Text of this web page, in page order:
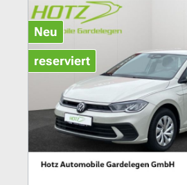
Neu
reserviert